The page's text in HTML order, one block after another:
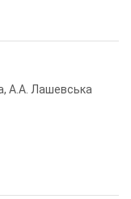
А.А. Лашевська